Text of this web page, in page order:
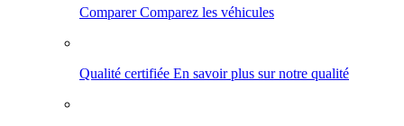
ComparerComparez les véhicules
Qualité certifiée En savoir plus sur notre qualité